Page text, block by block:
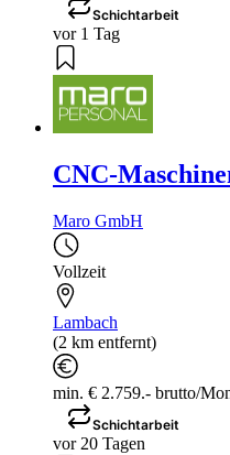
Schichtarbeit
vor 1 Tag
CNC-
Maro GmbH
Vollzeit
Lambach
(2 km entfernt)
min. € 2.759.- brutto/
Schichtarbeit
vor 20 Tagen